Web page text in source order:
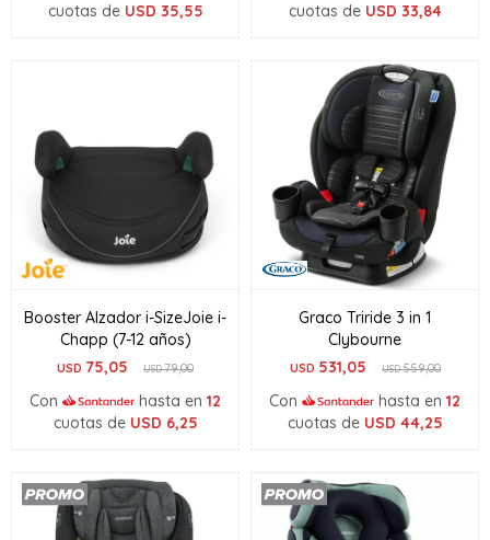
cuotas de USD 35,55
cuotas de USD 33,84
Booster Alzador i-SizeJoie i-
Chapp (7-12 años)
USD 75,05 USD79,00
Con hasta en 12
cuotas de USD 6,25
Graco Triride 3 in 1
Clybourne
USD 531,05 USD559,00
Con hasta en 12
cuotas de USD 44,25